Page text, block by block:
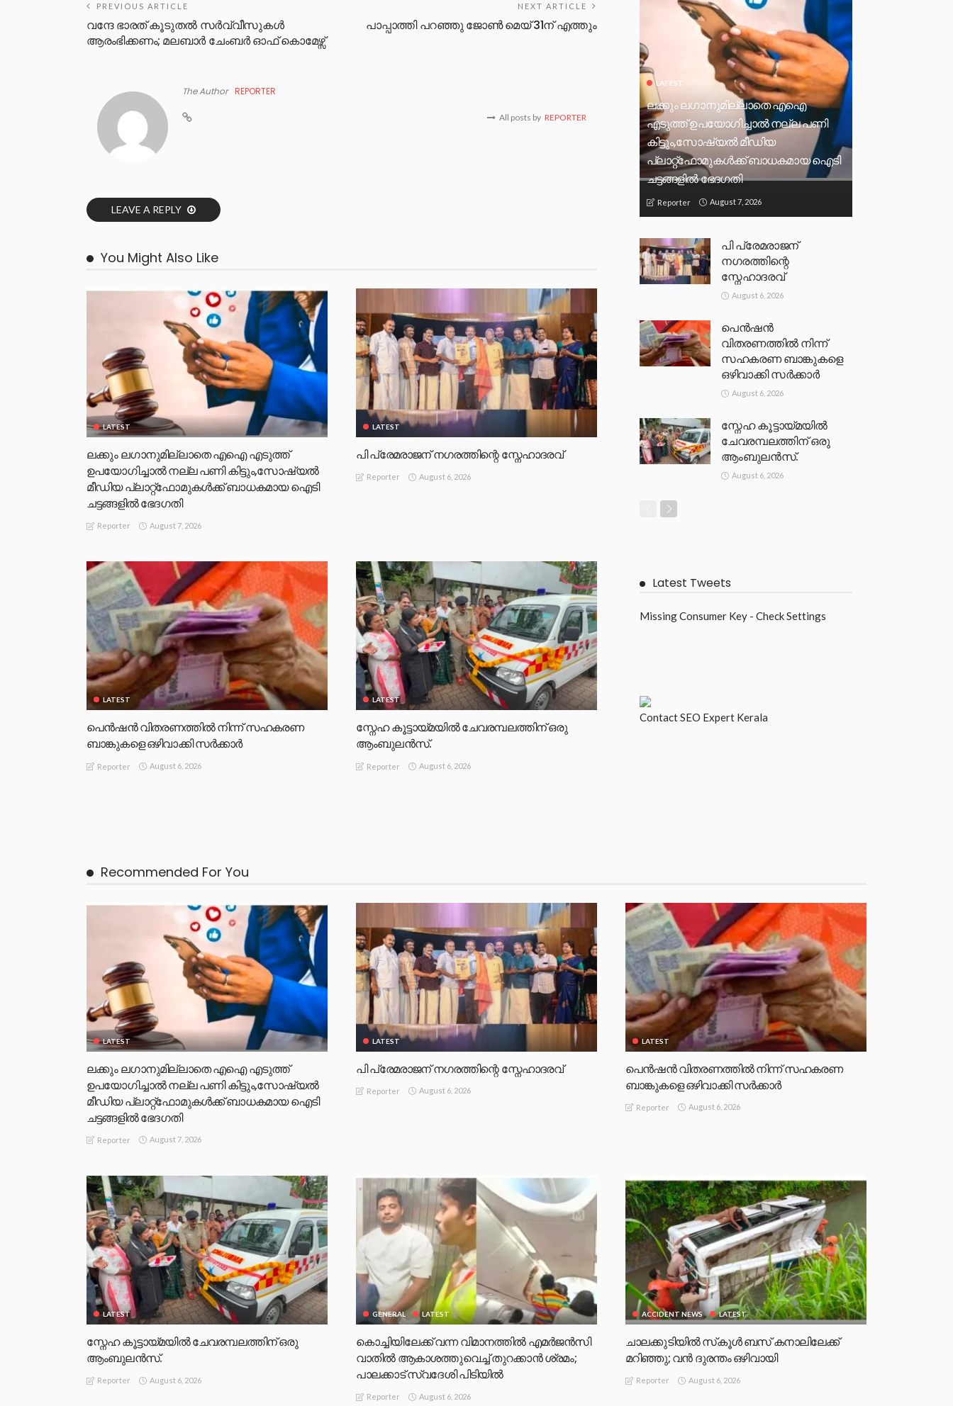
PREVIOUS ARTICLE
വന്ദേ ഭാരത് കൂടുതൽ സർവ്വീസുകൾ
ആരംഭിക്കണം; മലബാർ ചേംബർ ഓഫ് കൊമേഴ്സ്
NEXT ARTICLE
പാപ്പാത്തി പറഞ്ഞു ജോൺ മെയ് 31ന് എത്തും
The Author REPORTER
All posts by REPORTER
LEAVE A REPLY
You Might Also Like
LATEST
ലക്കും ലഗാനുമില്ലാതെ എഐ എടുത്ത്
ഉപയോഗിച്ചാല്‍ നല്ല പണി കിട്ടും,സോഷ്യല്‍
മീഡിയ പ്ലാറ്റ്‌ഫോമുകള്‍ക്ക് ബാധകമായ ഐടി
ചട്ടങ്ങളില്‍ ഭേദഗതി
Reporter August 7, 2026
LATEST
പി പ്രേമരാജന് നഗരത്തിന്റെ സ്നേഹാദരവ്
Reporter August 6, 2026
LATEST
പെൻഷൻ വിതരണത്തിൽ നിന്ന് സഹകരണ
ബാങ്കുകളെ ഒഴിവാക്കി സർക്കാർ
Reporter August 6, 2026
LATEST
സ്നേഹ കൂട്ടായ്മയിൽ ചേവരമ്പലത്തിന് ഒരു
ആംബുലൻസ്.
Reporter August 6, 2026
LATEST
ലക്കും ലഗാനുമില്ലാതെ എഐ
എടുത്ത് ഉപയോഗിച്ചാല്‍ നല്ല പണി
കിട്ടും,സോഷ്യല്‍ മീഡിയ
പ്ലാറ്റ്‌ഫോമുകള്‍ക്ക് ബാധകമായ ഐടി
ചട്ടങ്ങളില്‍ ഭേദഗതി
Reporter August 7, 2026
പി പ്രേമരാജന്
നഗരത്തിന്റെ
സ്നേഹാദരവ്
August 6, 2026
പെൻഷൻ
വിതരണത്തിൽ നിന്ന്
സഹകരണ ബാങ്കുകളെ
ഒഴിവാക്കി സർക്കാർ
August 6, 2026
സ്നേഹ കൂട്ടായ്മയിൽ
ചേവരമ്പലത്തിന് ഒരു
ആംബുലൻസ്.
August 6, 2026
Latest Tweets
Missing Consumer Key - Check Settings
ContactSEO Expert Kerala
Recommended For You
LATEST
ലക്കും ലഗാനുമില്ലാതെ എഐ എടുത്ത്
ഉപയോഗിച്ചാല്‍ നല്ല പണി കിട്ടും,സോഷ്യല്‍
മീഡിയ പ്ലാറ്റ്‌ഫോമുകള്‍ക്ക് ബാധകമായ ഐടി
ചട്ടങ്ങളില്‍ ഭേദഗതി
Reporter August 7, 2026
LATEST
പി പ്രേമരാജന് നഗരത്തിന്റെ സ്നേഹാദരവ്
Reporter August 6, 2026
LATEST
പെൻഷൻ വിതരണത്തിൽ നിന്ന് സഹകരണ
ബാങ്കുകളെ ഒഴിവാക്കി സർക്കാർ
Reporter August 6, 2026
LATEST
സ്നേഹ കൂട്ടായ്മയിൽ ചേവരമ്പലത്തിന് ഒരു
ആംബുലൻസ്.
Reporter August 6, 2026
GENERAL LATEST
കൊച്ചിയിലേക്ക് വന്ന വിമാനത്തിൽ എമർജൻസി
വാതിൽ ആകാശത്തുവെച്ച് തുറക്കാൻ ശ്രമം;
പാലക്കാട് സ്വദേശി പിടിയിൽ
Reporter August 6, 2026
ACCIDENT NEWS LATEST
ചാലക്കുടിയിൽ സ്‌കൂൾ ബസ് കനാലിലേക്ക്
മറിഞ്ഞു; വൻ ദുരന്തം ഒഴിവായി
Reporter August 6, 2026